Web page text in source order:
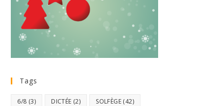
Tags
6/8 (3) DICTÉE (2) SOLFÈGE (42)